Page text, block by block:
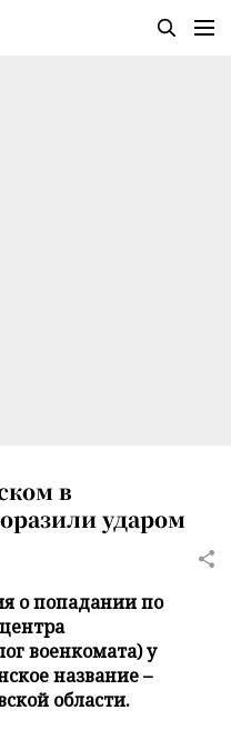
в
ударом
о попадании по
военкомата) у
название –
области.